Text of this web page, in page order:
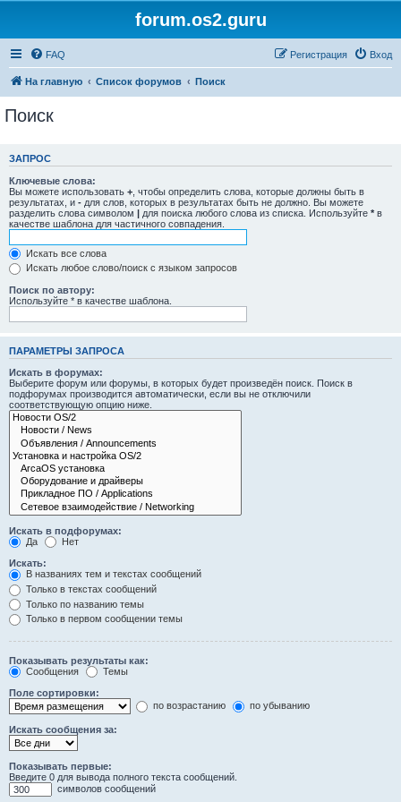
forum.os2.guru
FAQ Вход
Регистрация
На главную Список форумов Поиск
Поиск
ЗАПРОС
Ключевые слова:
Вы можете использовать + , чтобы определить слова, которые должны быть в
результатах, и - для слов, которых в результатах быть не должно. Вы можете
разделить слова символом | для поиска любого слова из списка. Используйте * в
качестве шаблона для частичного совпадения.
Искать все слова
Искать любое слово/поиск с языком запросов
Поиск по автору:
Используйте * в качестве шаблона.
ПАРАМЕТРЫ ЗАПРОСА
Искать в форумах:
Выберите форум или форумы, в которых будет произведён поиск. Поиск в
подфорумах производится автоматически, если вы не отключили
соответствующую опцию ниже.
Искать в подфорумах:
Да
Нет
Искать:
В названиях тем и текстах сообщений
Только в текстах сообщений
Только по названию темы
Только в первом сообщении темы
Показывать результаты как:
Сообщения
Темы
Поле сортировки:
по возрастанию
по убыванию
Искать сообщения за:
Показывать первые:
Введите 0 для вывода полного текста сообщений.
символов сообщений